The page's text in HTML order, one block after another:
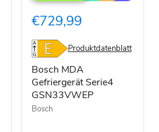
GSN33VWEP
€729,99
Produktdatenblatt
Bosch MDA
Gefriergerät Serie4
GSN33VWEP
Bosch